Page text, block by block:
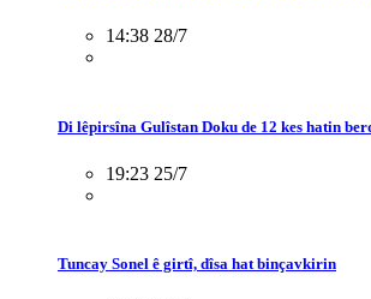
14:38 28/7
Di lêpirsîna Gulîstan Doku de 12 kes hatin
19:23 25/7
Tuncay Sonel ê girtî, dîsa hat binçavkirin